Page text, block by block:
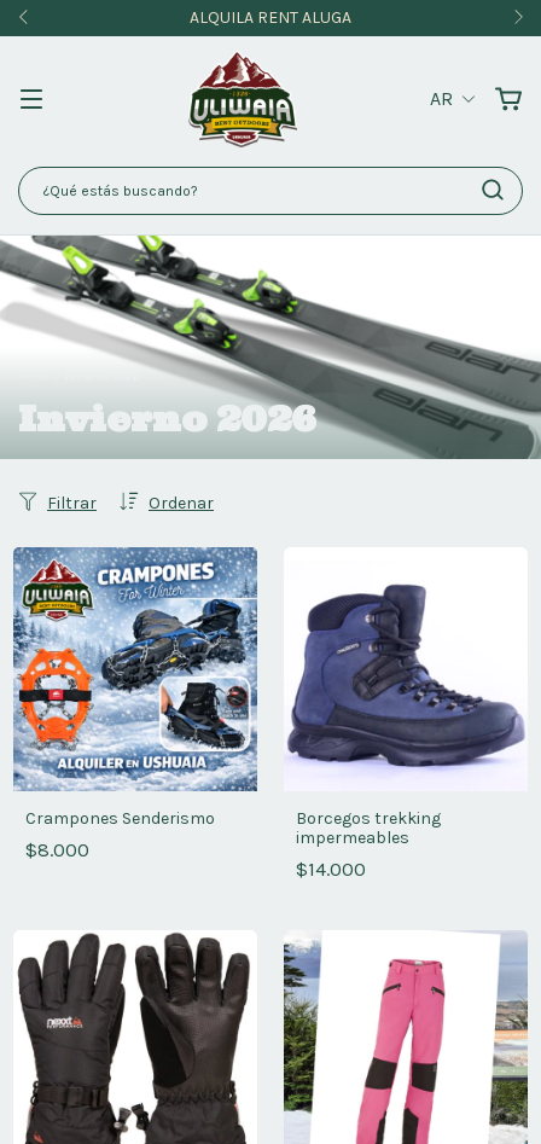
ALQUILA RENT ALUGA
AR
Invierno 2026
Ordenar
Filtrar
Crampones Senderismo
$8.000
Borcegos trekking
impermeables
$14.000